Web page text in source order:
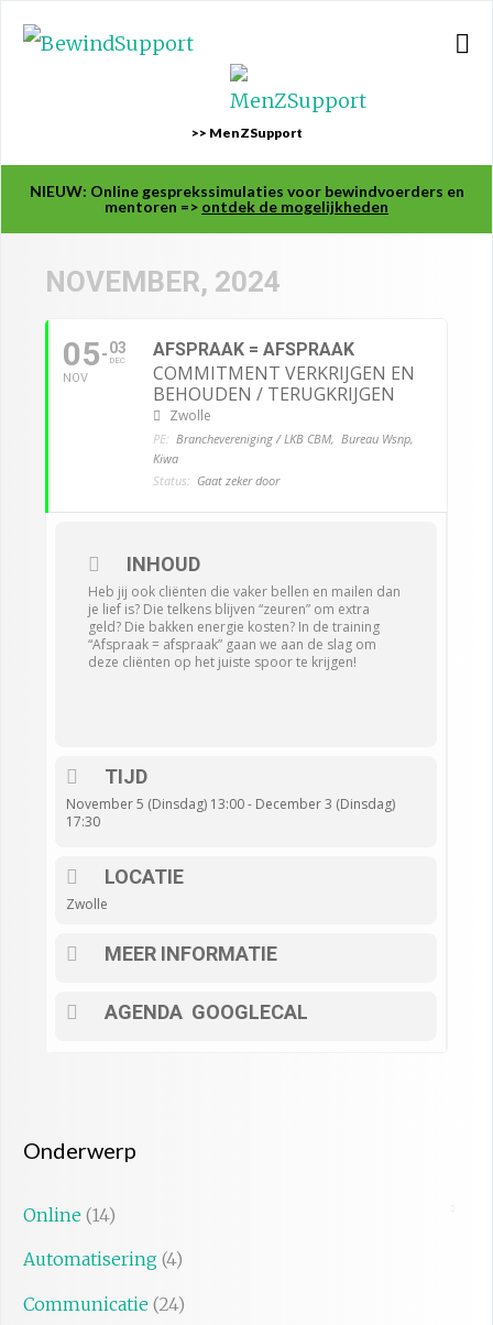
>> MenZSupport
NIEUW: Online gesprekssimulaties voor bewindvoerders en
mentoren => ontdek de mogelijkheden
NOVEMBER, 2024
05
NOV
03
DEC
AFSPRAAK = AFSPRAAK
COMMITMENT VERKRIJGEN EN
BEHOUDEN / TERUGKRIJGEN
Zwolle
PE: Branchevereniging / LKB CBM, Bureau Wsnp,
Kiwa
Status: Gaat zeker door
INHOUD
Heb jij ook cliënten die vaker bellen en mailen dan
je lief is? Die telkens blijven “zeuren” om extra
geld? Die bakken energie kosten? In de training
“Afspraak = afspraak” gaan we aan de slag om
deze cliënten op het juiste spoor te krijgen!
TIJD
November 5 (Dinsdag) 13:00 - December 3 (Dinsdag)
17:30
LOCATIE
Zwolle
MEER INFORMATIE
AGENDA GOOGLECAL
Onderwerp
Online (14)
Automatisering (4)
Communicatie (24)